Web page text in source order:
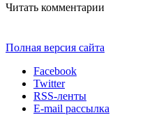
Читать комментарии
Полная версия сайта
Facebook
Twitter
RSS-ленты
E-mail рассылка